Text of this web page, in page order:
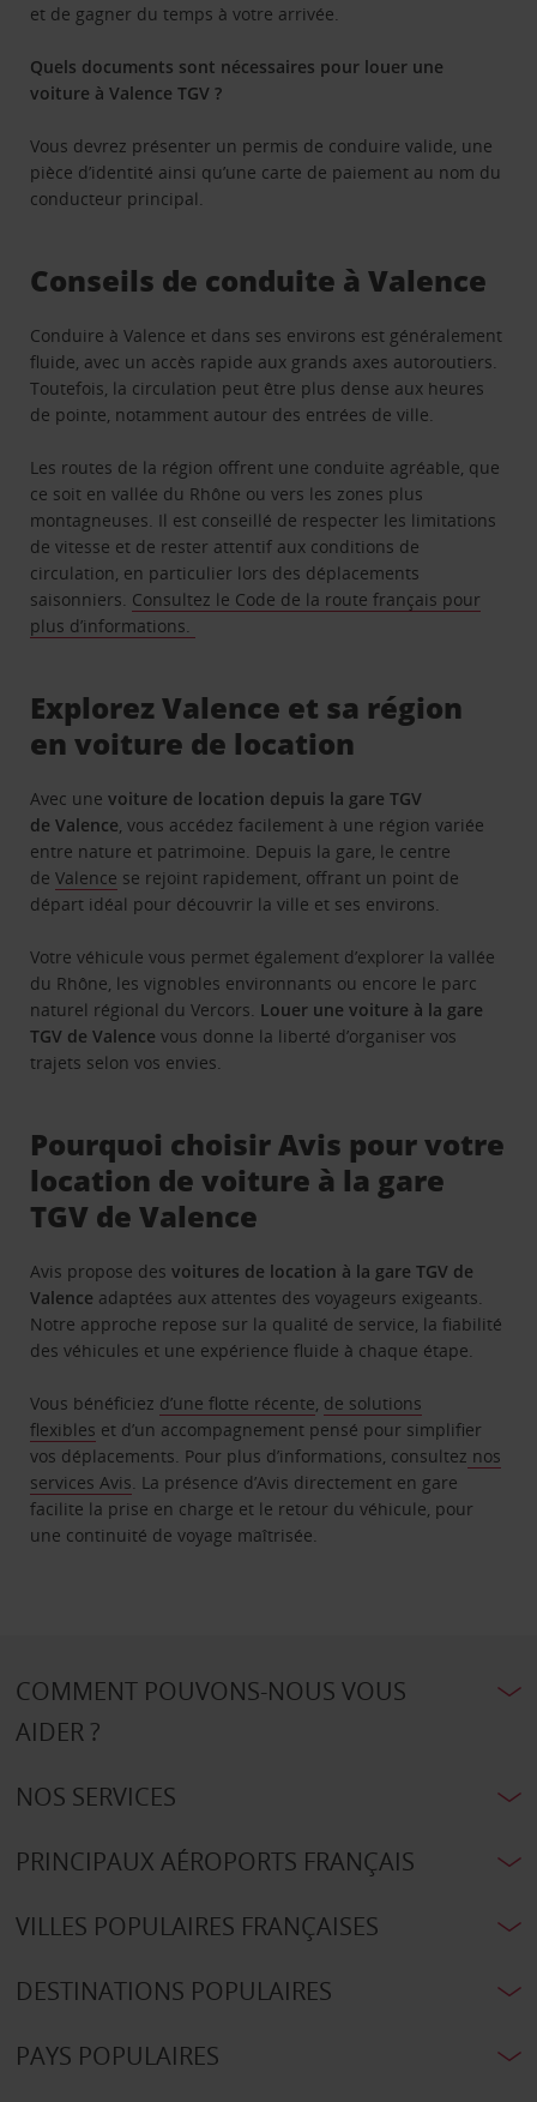
et de gagner du temps à votre arrivée.
Quels documents sont nécessaires pour louer une
voiture à Valence TGV ?
Vous devrez présenter un permis de conduire valide, une
pièce d’identité ainsi qu’une carte de paiement au nom du
conducteur principal.
Conseils de conduite à Valence
Conduire à Valence et dans ses environs est généralement
fluide, avec un accès rapide aux grands axes autoroutiers.
Toutefois, la circulation peut être plus dense aux heures
de pointe, notamment autour des entrées de ville.
Les routes de la région offrent une conduite agréable, que
ce soit en vallée du Rhône ou vers les zones plus
montagneuses. Il est conseillé de respecter les limitations
de vitesse et de rester attentif aux conditions de
circulation, en particulier lors des déplacements
saisonniers. Consultez le Code de la route français pour
plus d’informations.
Explorez Valence et sa région
en voiture de location
Avec unevoiture de location depuis la gare TGV
de Valence , vous accédez facilement à une région variée
entre nature et patrimoine. Depuis la gare, le centre
deValence se rejoint rapidement, offrant un point de
départ idéal pour découvrir la ville et ses environs.
Votre véhicule vous permet également d’explorer la vallée
du Rhône, les vignobles environnants ou encore le parc
naturel régional du Vercors. Louer une voiture à la gare
TGV de Valence vous donne la liberté d’organiser vos
trajets selon vos envies.
Pourquoi choisir Avis pour votre
location de voiture à la gare
TGV de Valence
Avis propose desvoitures de location à la gare TGV de
Valence adaptées aux attentes des voyageurs exigeants.
Notre approche repose sur la qualité de service, la fiabilité
des véhicules et une expérience fluide à chaque étape.
Vous bénéficiez d’une flotte récente de solutions
flexibles et d’un accompagnement pensé pour simplifier
vos déplacements. Pour plus d’informations, consultez nos
services Avis . La présence d’Avis directement en gare
facilite la prise en charge et le retour du véhicule, pour
une continuité de voyage maîtrisée.
COMMENT POUVONS-NOUS VOUS
AIDER ?
NOS SERVICES
PRINCIPAUX AÉROPORTS FRANÇAIS
VILLES POPULAIRES FRANÇAISES
DESTINATIONS POPULAIRES
PAYS POPULAIRES